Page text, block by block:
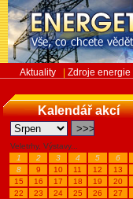
Aktuality Zdroje energie
Kalendář akcí
Veletrhy, Výstavy...
1
2 3 4 5 6
8
9 10 11 12 13
15
16 17 18 19 20
22
23 24 25 26 27